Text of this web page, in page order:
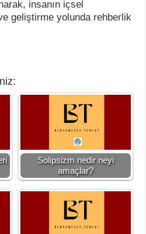
insanın içsel
geliştirme yolunda rehberlik
Solipsizm nedir neyi
amaçlar?